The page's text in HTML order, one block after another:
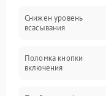
Всасывание
Снижен уровень
всасывания
Поломка кнопки
включения